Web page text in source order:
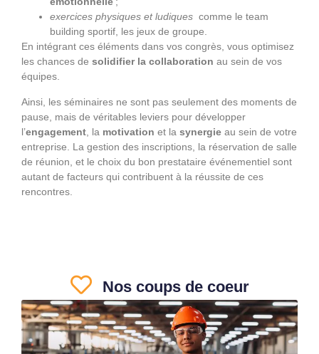
exercices physiques et ludiques comme le team
building sportif, les jeux de groupe.
En intégrant ces éléments dans vos congrès, vous optimisez
les chances de solidifier la collaboration au sein de vos
équipes.
Ainsi, les séminaires ne sont pas seulement des moments de
pause, mais de véritables leviers pour développer
l’engagement , la motivation et la synergie au sein de votre
entreprise. La gestion des inscriptions, la réservation de salle
de réunion, et le choix du bon prestataire événementiel sont
autant de facteurs qui contribuent à la réussite de ces
rencontres.
Nos coups de coeur